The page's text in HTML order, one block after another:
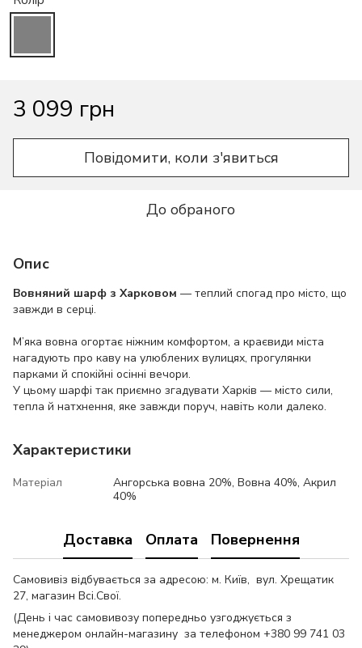
3 099 грн
Повідомити, коли з'явиться
До обраного
Опис
Вовняний шарф з Харковом — теплий спогад про місто, що
завжди в серці.
М’яка вовна огортає ніжним комфортом, а краєвиди міста
нагадують про каву на улюблених вулицях, прогулянки
парками й спокійні осінні вечори.
У цьому шарфі так приємно згадувати Харків — місто сили,
тепла й натхнення, яке завжди поруч, навіть коли далеко.
Характеристики
Матеріал
Ангорська вовна 20%, Вовна 40%, Акрил
40%
Доставка Оплата Повернення
Самовивіз відбувається за адресою: м. Київ, вул. Хрещатик
27, магазин Всі.Свої.
(День і час самовивозу попередньо узгоджується з
менеджером онлайн-магазину за телефоном +380 99 741 03